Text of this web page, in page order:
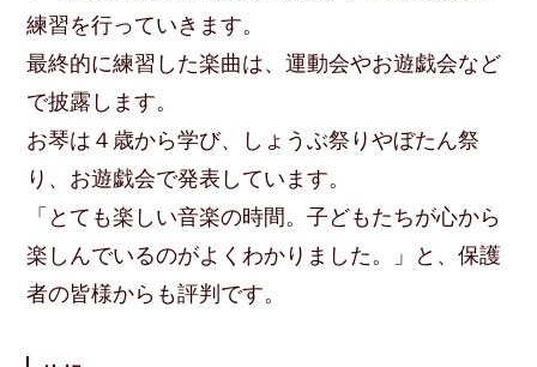
練習を行っていきます。
最終的に練習した楽曲は、運動会やお遊戯会など
で披露します。
お琴は４歳から学び、しょうぶ祭りやぼたん祭
り、お遊戯会で発表しています。
「とても楽しい音楽の時間。子どもたちが心から
楽しんでいるのがよくわかりました。」と、保護
者の皆様からも評判です。